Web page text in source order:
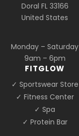
Doral FL 33166
United States
Monday – Saturday
9am – 6pm
FITGLOW
✓ Sportswear Store
✓ Fitness Center
✓ Spa
✓ Protein Bar